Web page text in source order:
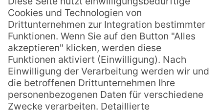
Das Kapiti Island Natur Reservat zählt zu
den vielleicht schönsten
Naturschutzgebieten Neuseelands und
wurde 2017 für dem Neuseeland
Tourismus Award nominiert. Etwa 8
Kilometer vor der Westküste der
Nordinsel Neuseelands gelegen, ist Kapiti